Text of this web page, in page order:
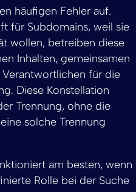
häufigen Fehler auf.
für Subdomains, weil sie
wollen, betreiben diese
Inhalten, gemeinsamen
für die
Diese Konstellation
Trennung, ohne die
solche Trennung
am besten, wenn
Rolle bei der Suche